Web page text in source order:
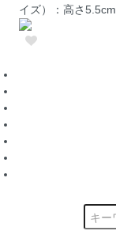
イズ）：高さ5.5cm